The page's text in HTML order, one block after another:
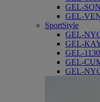
GEL-
GEL-
SportStyle
GEL-
GEL-
GEL-
GEL-
GEL-